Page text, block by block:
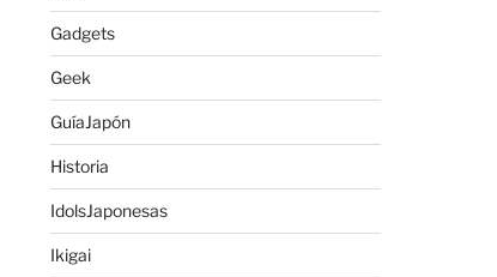
Gadgets
Geek
GuíaJapón
Historia
IdolsJaponesas
Ikigai